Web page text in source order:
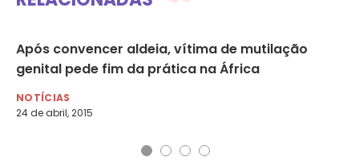
Após convencer aldeia, vítima de mutilação
genital pede fim da prática na África
NOTÍCIAS
24 de abril, 2015